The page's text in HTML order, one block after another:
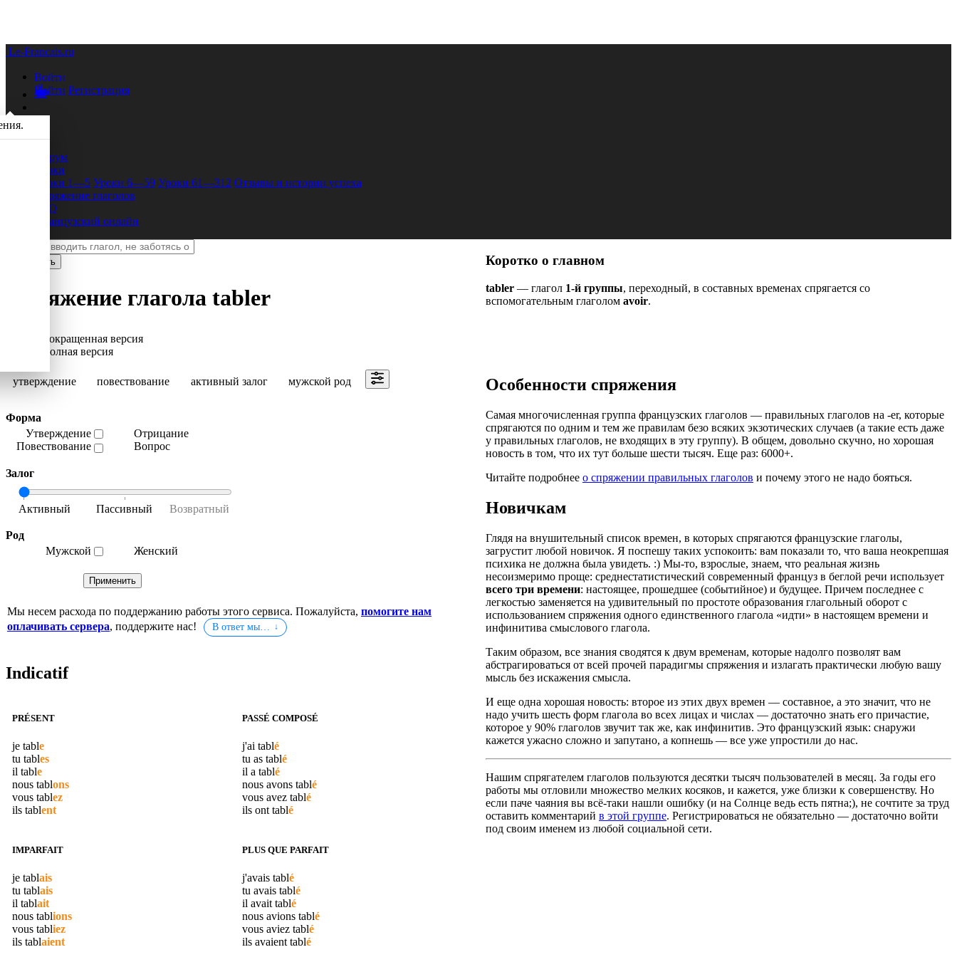
Le-Francais.ru
Войти
Войти Регистрация
Форум
Уроки
Уроки 1—5 Уроки 6—59 Уроки 61—312 Отзывы и истории успеха
Спряжение глаголов
FAQ
Французский онлайн
Спряжение глагола tabler
Сокращенная версия
Полная версия
утверждение повествование активный залог мужской род
Форма
Утверждение
Повествование
Отрицание
Вопрос
Залог
Род
Мужской
Женский
Мы несем расхода по поддержанию работы этого сервиса. Пожалуйста, помогите нам
оплачивать сервера, поддержите нас! В ответ мы…
Indicatif
PRÉSENT
je table
tu tables
il table
nous tablons
vous tablez
ils tablent
PASSÉ COMPOSÉ
j'ai tablé
tu as tablé
il a tablé
nous avons tablé
vous avez tablé
ils ont tablé
IMPARFAIT
je tablais
tu tablais
il tablait
nous tablions
vous tabliez
ils tablaient
PLUS QUE PARFAIT
j'avais tablé
tu avais tablé
il avait tablé
nous avions tablé
vous aviez tablé
ils avaient tablé
Коротко о главном
tabler — глагол 1-й группы, переходный, в составных временах спрягается со
вспомогательным глаголом avoir.
Особенности спряжения
Самая многочисленная группа французских глаголов — правильных глаголов на -er, которые
спрягаются по одним и тем же правилам безо всяких экзотических случаев (а такие есть даже
у правильных глаголов, не входящих в эту группу). В общем, довольно скучно, но хорошая
новость в том, что их тут больше шести тысяч. Еще раз: 6000+.
Читайте подробнее о спряжении правильных глаголов и почему этого не надо бояться.
Новичкам
Глядя на внушительный список времен, в которых спрягаются французские глаголы,
загрустит любой новичок. Я поспешу таких успокоить: вам показали то, что ваша неокрепшая
психика не должна была увидеть. :) Мы-то, взрослые, знаем, что реальная жизнь
несоизмеримо проще: среднестатистический современный француз в беглой речи использует
всего три времени: настоящее, прошедшее (событийное) и будущее. Причем последнее с
легкостью заменяется на удивительный по простоте образования глагольный оборот с
использованием спряжения одного единственного глагола «идти» в настоящем времени и
инфинитива смыслового глагола.
Таким образом, все знания сводятся к двум временам, которые надолго позволят вам
абстрагироваться от всей прочей парадигмы спряжения и излагать практически любую вашу
мысль без искажения смысла.
И еще одна хорошая новость: второе из этих двух времен — составное, а это значит, что не
надо учить шесть форм глагола во всех лицах и числах — достаточно знать его причастие,
которое у 90% глаголов звучит так же, как инфинитив. Это французский язык: снаружи
кажется ужасно сложно и запутано, а копнешь — все уже упростили до нас.
Нашим спрягателем глаголов пользуются десятки тысяч пользователей в месяц. За годы его
работы мы отловили множество мелких косяков, и кажется, уже близки к совершенству. Но
если паче чаяния вы всё-таки нашли ошибку (и на Солнце ведь есть пятна;), не сочтите за труд
оставить комментарий в этой группе. Регистрироваться не обязательно — достаточно войти
под своим именем из любой социальной сети.